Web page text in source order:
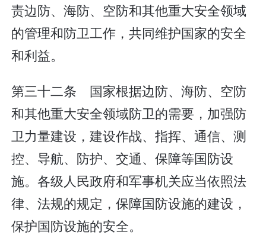
责边防、海防、空防和其他重大安全领域
的管理和防卫工作，共同维护国家的安全
和利益。
第三十二条 国家根据边防、海防、空防
和其他重大安全领域防卫的需要，加强防
卫力量建设，建设作战、指挥、通信、测
控、导航、防护、交通、保障等国防设
施。各级人民政府和军事机关应当依照法
律、法规的规定，保障国防设施的建设，
保护国防设施的安全。